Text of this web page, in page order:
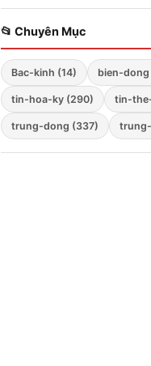
hạm Mỹ
Đông;
triển
ba mũi
📂 Chuyên Mục
Bac-kinh (14) bien-dong
tin-hoa-ky (290) tin-
trung-dong (337)